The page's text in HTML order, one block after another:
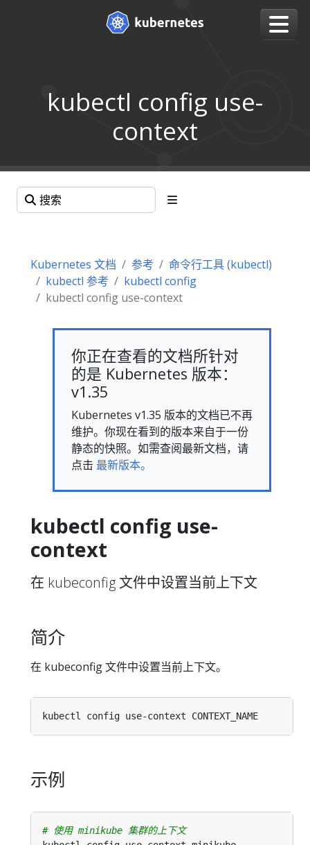
kubectl config use-
context
Kubernetes 文档 参考
命令行工具 (kubectl)
kubectl 参考
kubectl config
kubectl config use-context
你正在查看的文档所针对
的是 Kubernetes 版本：
v1.35
Kubernetes v1.35 版本的文档已不再
维护。你现在看到的版本来自于一份
静态的快照。如需查阅最新文档，请
点击 最新版本。
kubectl config use-
context
在 kubeconfig 文件中设置当前上下文
简介
在 kubeconfig 文件中设置当前上下文。
示例
# 使用 minikube 集群的上下文